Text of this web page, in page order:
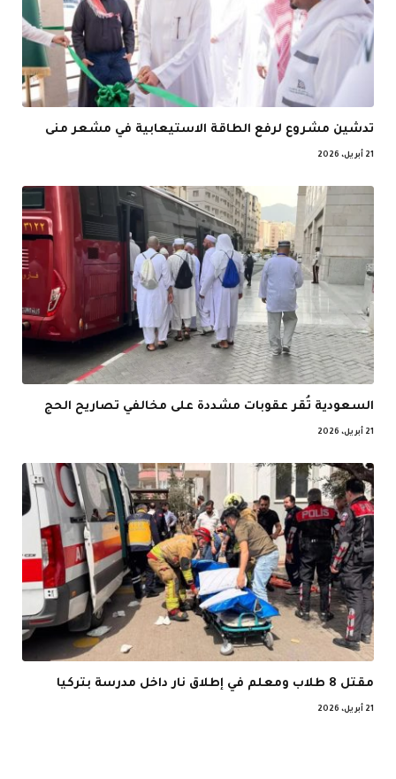
تدشين مشروع لرفع الطاقة الاستيعابية في مشعر منى
21 أبريل، 2026
السعودية تُقر عقوبات مشددة على مخالفي تصاريح الحج
21 أبريل، 2026
مقتل 8 طلاب ومعلم في إطلاق نار داخل مدرسة بتركيا
21 أبريل، 2026